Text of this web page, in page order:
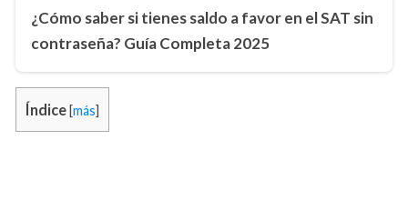
¿Cómo saber si tienes saldo a favor en el SAT sin
contraseña? Guía Completa 2025
Índice [más]